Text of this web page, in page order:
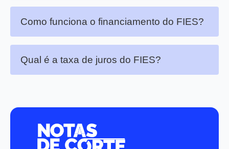
Como funciona o financiamento do FIES?
Qual é a taxa de juros do FIES?